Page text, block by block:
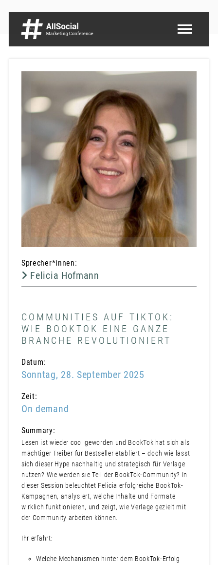
Sprecher*innen:
Felicia Hofmann
COMMUNITIES AUF TIKTOK:
WIE BOOKTOK EINE GANZE
BRANCHE REVOLUTIONIERT
Datum:
Sonntag, 28. September 2025
Zeit:
On demand
Summary:
Lesen ist wieder cool geworden und BookTok hat sich als
mächtiger Treiber für Bestseller etabliert – doch wie lässt
sich dieser Hype nachhaltig und strategisch für Verlage
nutzen? Wie werden sie Teil der BookTok-Community? In
dieser Session beleuchtet Felicia erfolgreiche BookTok-
Kampagnen, analysiert, welche Inhalte und Formate
wirklich funktionieren, und zeigt, wie Verlage gezielt mit
der Community arbeiten können.
Ihr erfahrt:
Welche Mechanismen hinter dem BookTok-Erfolg